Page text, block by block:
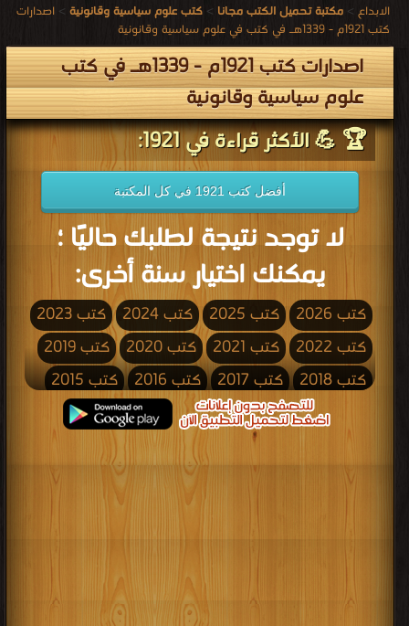
الابداع > مكتبة تحميل الكتب مجانا > كتب علوم سياسية وقانونية > اصدارات
كتب 1921م - 1339هـ في كتب في علوم سياسية وقانونية
اصدارات كتب 1921م - 1339هـ في كتب
علوم سياسية وقانونية
🏆 💪 الأكثر قراءة في 1921:
أفضل كتب 1921 في كل المكتبة
لا توجد نتيجة لطلبك حاليًا ؛
يمكنك اختيار سنة أخرى:
كتب 2026 كتب 2025 كتب 2024
كتب 2023
كتب 2022
كتب 2021 كتب 2020
كتب 2019
كتب 2018
كتب 2017 كتب 2016
كتب 2015
كتب 2013 كتب 2012
كتب 2011
كتب 2009 كتب 2008
كتب 2006
كتب 2005 كتب 2004
كتب 2003
كتب 2000
كتب 1992
كتب 1991
كتب 1990
كتب 1989 كتب 1988
كتب 1987